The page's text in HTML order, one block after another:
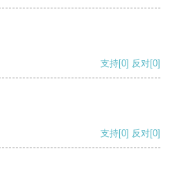
支持[0] 反对[0]
支持[0] 反对[0]